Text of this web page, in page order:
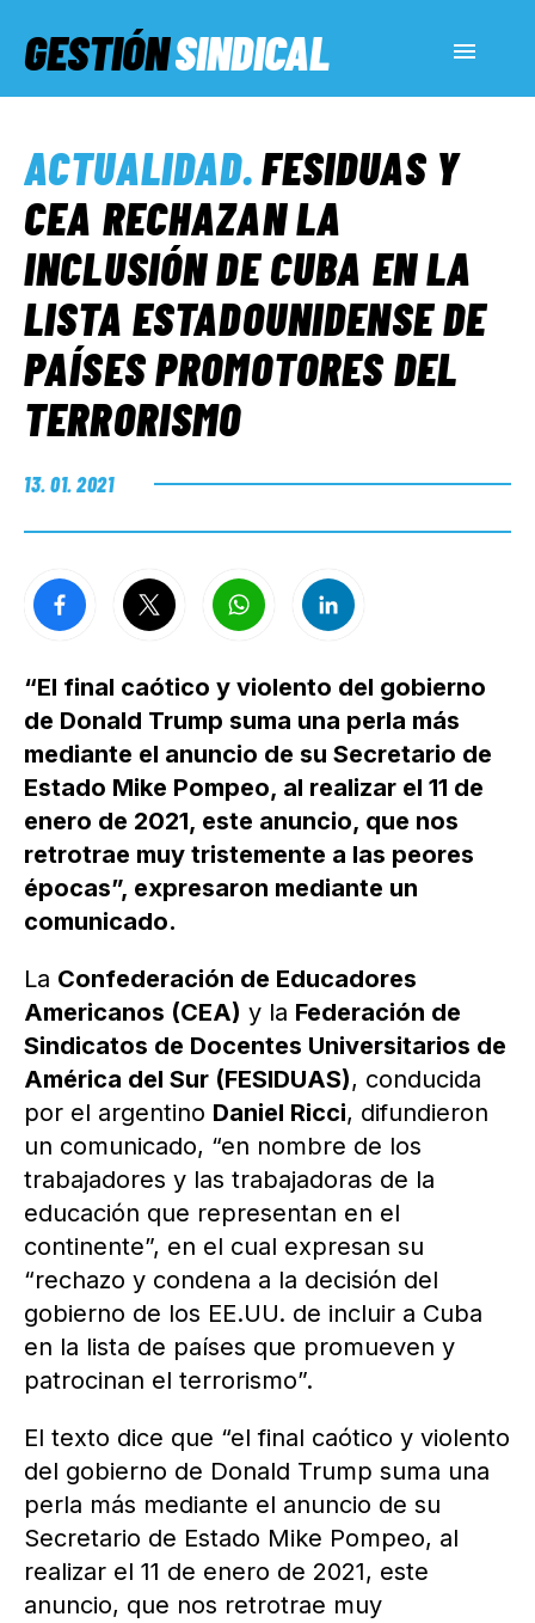
GESTIÓNSINDICAL
SERVICIOS SOCIALES
INFORMES ESPECIALES
FUERA DE MEGÁFONO
ACTUALIDAD.FESIDUAS Y
CEA RECHAZAN LA
INCLUSIÓN DE CUBA EN LA
LISTA ESTADOUNIDENSE DE
PAÍSES PROMOTORES DEL
TERRORISMO
13. 01. 2021
“El final caótico y violento del gobierno
de Donald Trump suma una perla más
mediante el anuncio de su Secretario de
Estado Mike Pompeo, al realizar el 11 de
enero de 2021, este anuncio, que nos
retrotrae muy tristemente a las peores
épocas”, expresaron mediante un
comunicado.
La Confederación de Educadores
Americanos (CEA) y la Federación de
Sindicatos de Docentes Universitarios de
América del Sur (FESIDUAS), conducida
por el argentino Daniel Ricci, difundieron
un comunicado, “en nombre de los
trabajadores y las trabajadoras de la
educación que representan en el
continente”, en el cual expresan su
“rechazo y condena a la decisión del
gobierno de los EE.UU. de incluir a Cuba
en la lista de países que promueven y
patrocinan el terrorismo”.
El texto dice que “el final caótico y violento
del gobierno de Donald Trump suma una
perla más mediante el anuncio de su
Secretario de Estado Mike Pompeo, al
realizar el 11 de enero de 2021, este
anuncio, que nos retrotrae muy